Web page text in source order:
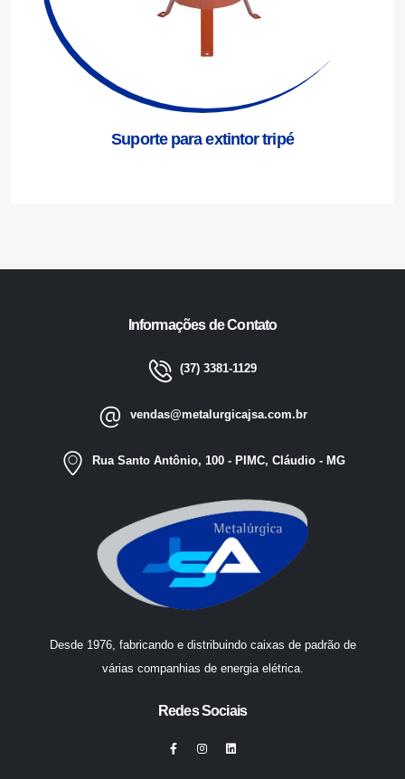
Suporte para extintor tripé
Informações de Contato
(37) 3381-1129
vendas@metalurgicajsa.com.br
Rua Santo Antônio, 100 - PIMC, Cláudio - MG
Desde 1976, fabricando e distribuindo caixas de padrão de
várias companhias de energia elétrica.
Redes Sociais